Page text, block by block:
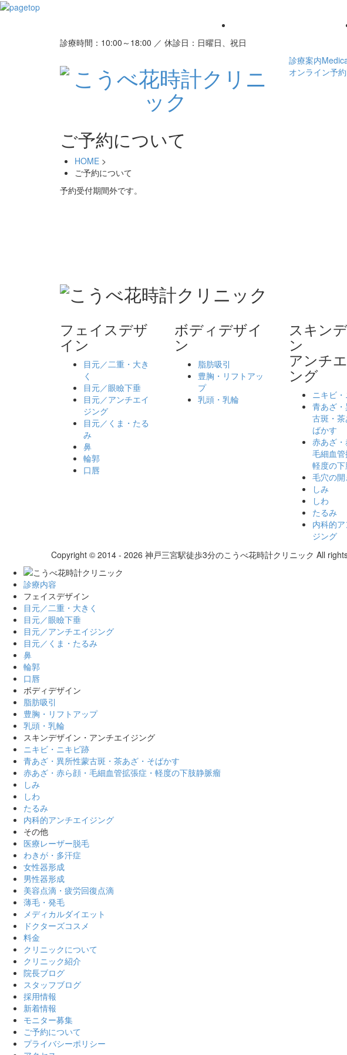
診療時間：10:00～18:00 ／ 休診日：日曜日、祝日
診療案内
オンライン予約
ご予約について
HOME >
ご予約について
予約受付期間外です。
フェイスデザ
イン
目元／二重・大き
く
目元／眼瞼下垂
目元／アンチエイ
ジング
目元／くま・たる
み
鼻
輪郭
口唇
ボディデザイ
ン
脂肪吸引
豊胸・リフトアッ
プ
乳頭・乳輪
スキン
ン
アンチ
ング
ニキビ
青あざ
古斑・
ばかす
赤あざ・
毛細血管
軽度の
毛穴の開
しみ
しわ
たるみ
内科的
ジング
Copyright © 2014 - 2026 神戸三宮駅徒歩3分のこうべ花時計クリニック All
診療内容
フェイスデザイン
目元／二重・大きく
目元／眼瞼下垂
目元／アンチエイジング
目元／くま・たるみ
鼻
輪郭
口唇
ボディデザイン
脂肪吸引
豊胸・リフトアップ
乳頭・乳輪
スキンデザイン・アンチエイジング
ニキビ・ニキビ跡
青あざ・異所性蒙古斑・茶あざ・そばかす
赤あざ・赤ら顔・毛細血管拡張症・軽度の下肢静脈瘤
しみ
しわ
たるみ
内科的アンチエイジング
その他
医療レーザー脱毛
わきが・多汗症
女性器形成
男性器形成
美容点滴・疲労回復点滴
薄毛・発毛
メディカルダイエット
ドクターズコスメ
料金
クリニックについて
クリニック紹介
院長ブログ
スタッフブログ
採用情報
新着情報
モニター募集
ご予約について
プライバシーポリシー